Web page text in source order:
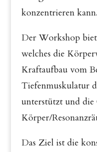
konzentrieren kann.
Der Workshop
welches die
Kraftaufbau vom
Tiefenmuskulatur
unterstützt und
Körper/
Das Ziel ist die